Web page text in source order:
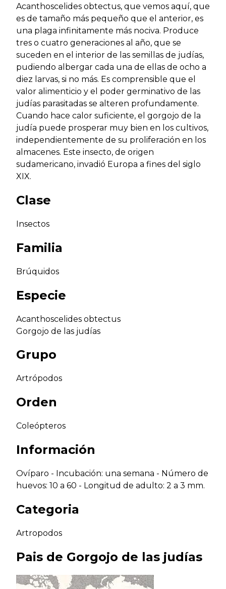
Acanthoscelides obtectus, que vemos aquí, que
es de tamaño más pequeño que el anterior, es
una plaga infinitamente más nociva. Produce
tres o cuatro generaciones al año, que se
suceden en el interior de las semillas de judías,
pudiendo albergar cada una de ellas de ocho a
diez larvas, si no más. Es comprensible que el
valor alimenticio y el poder germinativo de las
judías parasitadas se alteren profundamente.
Cuando hace calor suficiente, el gorgojo de la
judía puede prosperar muy bien en los cultivos,
independientemente de su proliferación en los
almacenes. Este insecto, de origen
sudamericano, invadió Europa a fines del siglo
XIX.
Clase
Insectos
Familia
Brúquidos
Especie
Acanthoscelides obtectus
Gorgojo de las judías
Grupo
Artrópodos
Orden
Coleópteros
Información
Ovíparo - Incubación: una semana - Número de
huevos: 10 a 60 - Longitud de adulto: 2 a 3 mm.
Categoria
Artropodos
Pais de Gorgojo de las judías